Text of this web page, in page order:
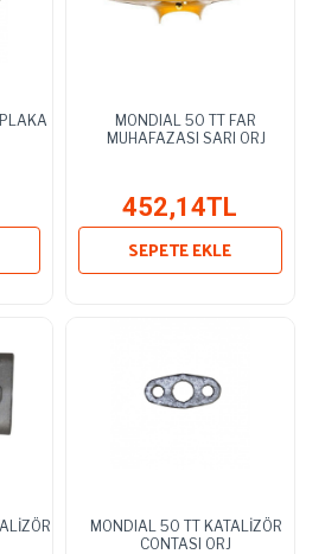
MONDIAL 50 TT FAR
MUHAFAZASI SARI ORJ
452,14TL
SEPETE EKLE
MONDIAL 50 TT KATALİZÖR
CONTASI ORJ